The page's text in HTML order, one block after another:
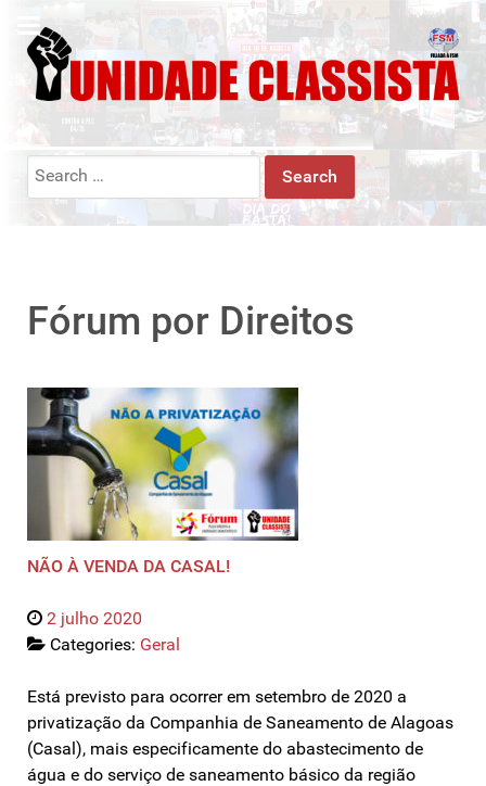
Search
Fórum por Direitos
NÃO À VENDA DA CASAL!
2 julho 2020
Categories: Geral
Está previsto para ocorrer em setembro de 2020 a
privatização da Companhia de Saneamento de Alagoas
(Casal), mais especificamente do abastecimento de
água e do serviço de saneamento básico da região